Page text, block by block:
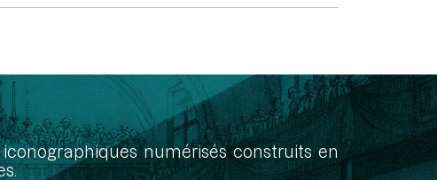
numérisés construits en